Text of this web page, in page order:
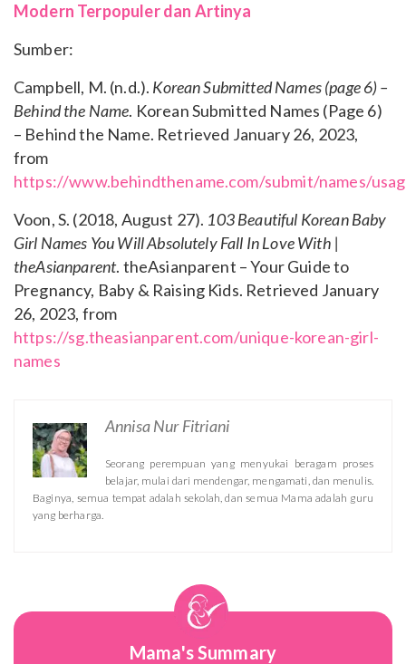
Modern Terpopuler dan Artinya
Sumber:
Campbell, M. (n.d.). Korean Submitted Names (page 6) –
Behind the Name. Korean Submitted Names (Page 6)
– Behind the Name. Retrieved January 26, 2023,
from
https://www.behindthename.com/submit/names/
Voon, S. (2018, August 27). 103 Beautiful Korean Baby
Girl Names You Will Absolutely Fall In Love With |
theAsianparent. theAsianparent – Your Guide to
Pregnancy, Baby & Raising Kids. Retrieved January
26, 2023, from
https://sg.theasianparent.com/unique-korean-girl-
names
Annisa Nur Fitriani
Seorang perempuan yang menyukai beragam proses
belajar, mulai dari mendengar, mengamati, dan menulis.
Baginya, semua tempat adalah sekolah, dan semua Mama adalah guru
yang berharga.
Mama's Summary